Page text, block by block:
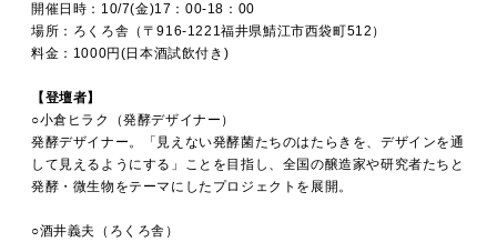
ACCESS / STAY
CONTACT
開催日時：10/7(金)17：00-18：00
場所：ろくろ舎（〒916-1221福井県鯖江市西袋町512）
料金：1000円(日本酒試飲付き)
【登壇者】
○小倉ヒラク（発酵デザイナー）
発酵デザイナー。「見えない発酵菌たちのはたらきを、デザインを通
して見えるようにする」ことを目指し、全国の醸造家や研究者たちと
発酵・微生物をテーマにしたプロジェクトを展開。
○酒井義夫（ろくろ舎）